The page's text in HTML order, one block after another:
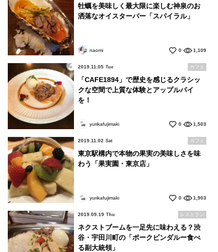
牡蠣を美味しく最大限に楽しむ神泉のお
洒落なオイスターバー「スパイラル」
naomi 0 1,109
2019.11.05 Tue カフェ
「CAFE1894」で歴史を感じるクラシッ
クな空間で上質な体験とアップルパイ
を！
yurikafujimaki 0 1,503
2019.11.02 Sat カフェ
東京駅構内で本物の果実の美味しさを味
わう「果実園・東京店」
yurikafujimaki 0 1,903
2019.09.19 Thu レストラン
ネクストブームを一足先に味わえる？渋
谷・宇田川町の「ポークビンダルー食べ
る副大統領」